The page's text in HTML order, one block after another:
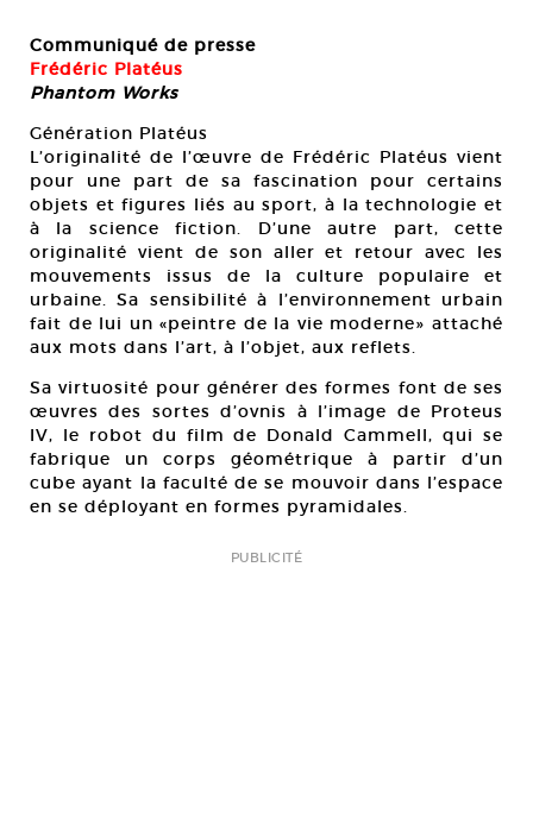
Communiqué de presse
Frédéric Platéus
Phantom Works
Génération Platéus
L’originalité de l’œuvre de Frédéric Platéus vient
pour une part de sa fascination pour certains
objets et figures liés au sport, à la technologie et
à la science fiction. D’une autre part, cette
originalité vient de son aller et retour avec les
mouvements issus de la culture populaire et
urbaine. Sa sensibilité à l’environnement urbain
fait de lui un «peintre de la vie moderne» attaché
aux mots dans l’art, à l’objet, aux reflets.
Sa virtuosité pour générer des formes font de ses
œuvres des sortes d’ovnis à l’image de Proteus
IV, le robot du film de Donald Cammell, qui se
fabrique un corps géométrique à partir d’un
cube ayant la faculté de se mouvoir dans l’espace
en se déployant en formes pyramidales.
PUBLICITÉ